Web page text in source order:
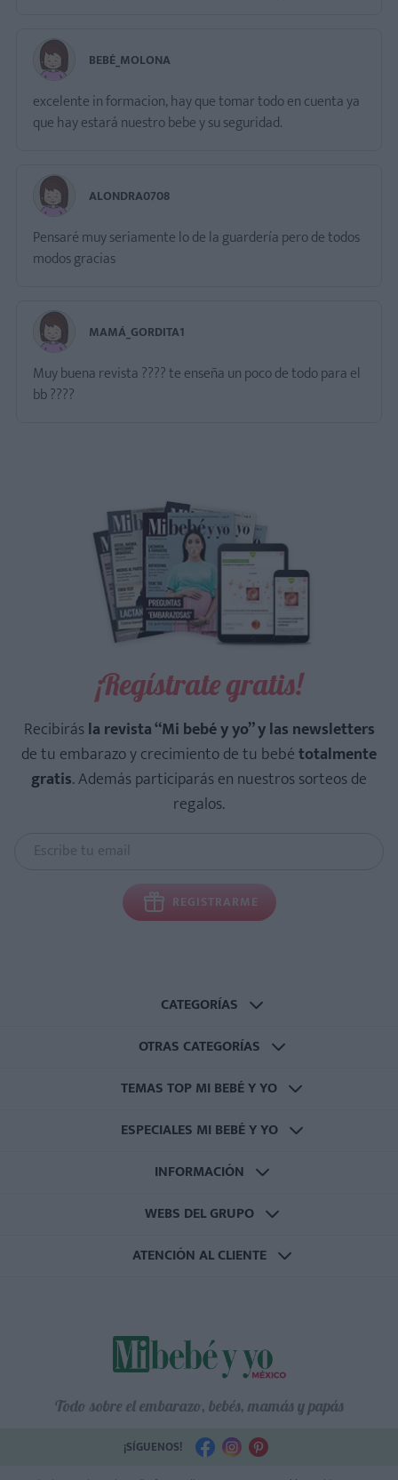
BEBÉ_MOLONA
excelente in formacion, hay que tomar todo en cuenta ya
que hay estará nuestro bebe y su seguridad.
ALONDRA0708
Pensaré muy seriamente lo de la guardería pero de todos
modos gracias
MAMÁ_GORDITA1
Muy buena revista ???? te enseña un poco de todo para el
bb ????
¡Regístrate gratis!
Recibirásla revista “Mi bebé y yo” y las newsletters
de tu embarazo y crecimiento de tu bebétotalmente
gratis. Además participarás en nuestros sorteos de
regalos.
REGISTRARME
CATEGORÍAS
OTRAS CATEGORÍAS
TEMAS TOP MI BEBÉ Y YO
ESPECIALES MI BEBÉ Y YO
INFORMACIÓN
WEBS DEL GRUPO
ATENCIÓN AL CLIENTE
Todo sobre el embarazo, bebés, mamás y papás
¡SÍGUENOS!